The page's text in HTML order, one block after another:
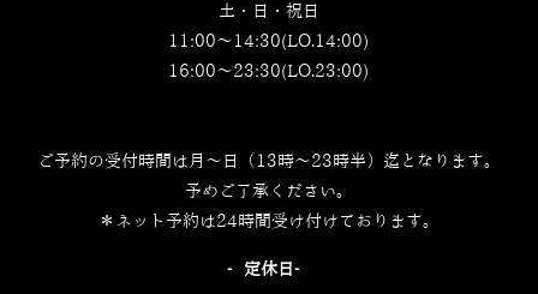
土・日・祝日
11:00～14:30(LO.14:00)
16:00～23:30(LO.23:00)
ご予約の受付時間は月～日（13時～23時半）迄となります。
予めご了承ください。
＊ネット予約は24時間受け付けております。
‐定休日‐